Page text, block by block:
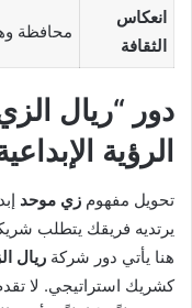
انعكاس
الثقافة
محافظة
دور “ريال
الرؤية
تحويل مفهوم زي موحد
يرتديه فريقك يتطلب
هنا يأتي دور شركة ريال
كشريك استراتيجي. لا